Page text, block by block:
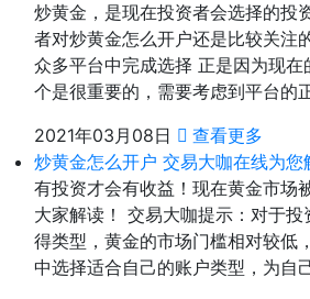
炒黄金，是现在投资者会选择的投
者对炒黄金怎么开户还是比较关注
众多平台中完成选择 正是因为现
个是很重要的，需要考虑到平台的
2021年03月08日
查看更多
炒黄金怎么开户 交易大咖在线为您
有投资才会有收益！现在黄金市场
大家解读！ 交易大咖提示：对于
得类型，黄金的市场门槛相对较低
中选择适合自己的账户类型，为自